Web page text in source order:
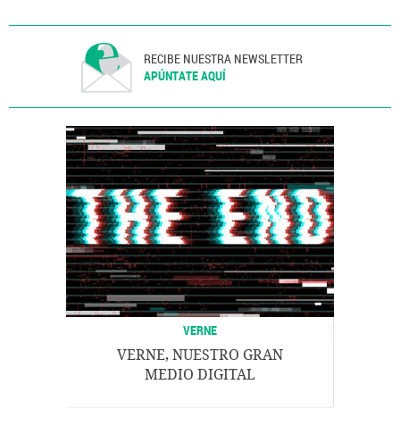
RECIBE NUESTRA NEWSLETTER
APÚNTATE AQUÍ
VERNE
VERNE, NUESTRO GRAN
MEDIO DIGITAL